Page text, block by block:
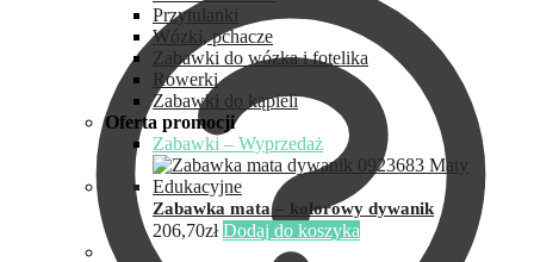
Przytulanki
Wózki, pchacze
Zabawki do wózka i fotelika
Rowerki
Zabawki do kąpieli
Oferta promocji
Zabawki – Wyprzedaż
Zabawka mata – kolorowy dywanik
206,70zł Dodaj do koszyka